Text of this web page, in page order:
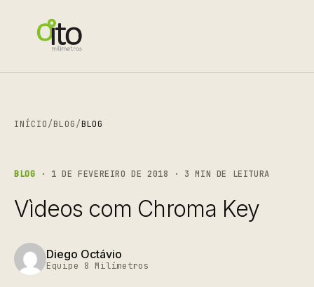
INÍCIO/BLOG/BLOG
BLOG · 1 DE FEVEREIRO DE 2018 · 3 MIN DE LEITURA
Vìdeos com Chroma Key
Diego Octávio
Equipe 8 Milímetros